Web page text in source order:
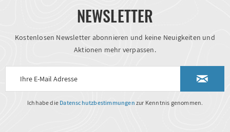
NEWSLETTER
Kostenlosen Newsletter abonnieren und keine Neuigkeiten und
Aktionen mehr verpassen.
Ich habe die Datenschutzbestimmungen zur Kenntnis genommen.